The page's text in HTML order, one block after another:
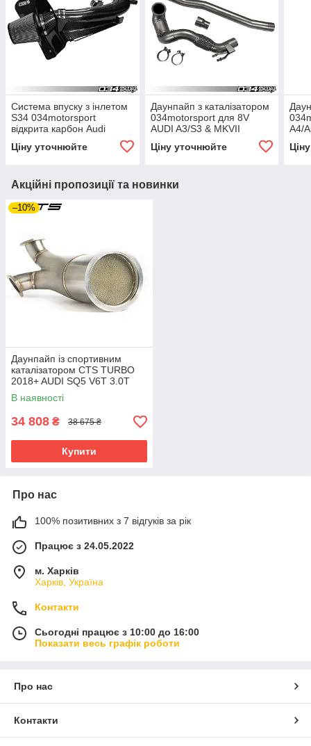
Система впуску з інлетом
S34 034motorsport
відкрита карбон Audi
Ціну уточнюйте
Даунпайп з каталізатором
034motorsport для 8V
AUDI A3/S3 & MKVII
VOLKSWAGEN GOLF R (у
комплекті з к
Ціну уточнюйте
A4/
Акційні пропозиції та новинки
–10%
Даунпайп із спортивним
каталізатором CTS TURBO
2018+ AUDI SQ5 V6T 3.0T
В наявності
34 808 ₴ 38 675 ₴
Купити
Про нас
100% позитивних з 7 відгуків за рік
Працює з 24.05.2022
м. Харків
Харків, Україна
Контакти
Сьогодні працює з 10:00 до 16:00
Показати весь графік роботи
Про нас
Контакти